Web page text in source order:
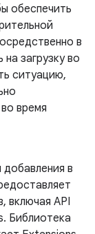
обеспечить
в
загрузку во
ситуацию,
время
добавления в
включая API
Библиотека